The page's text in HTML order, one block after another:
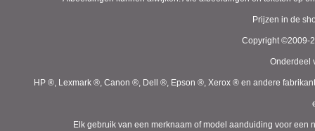
Prijzen in de
Copyright ©2009-
Onderdeel
HP ®, Lexmark ®, Canon ®, Dell ®, Epson ®, Xerox ® en andere
Elk gebruik van een merknaam of model aanduiding voor